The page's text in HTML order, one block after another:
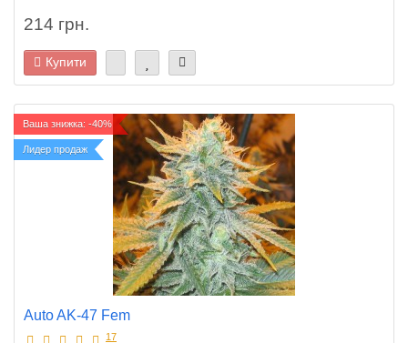
214 грн.
Купити
Ваша знижка: -40%
Лидер продаж
Auto AK-47 Fem
17